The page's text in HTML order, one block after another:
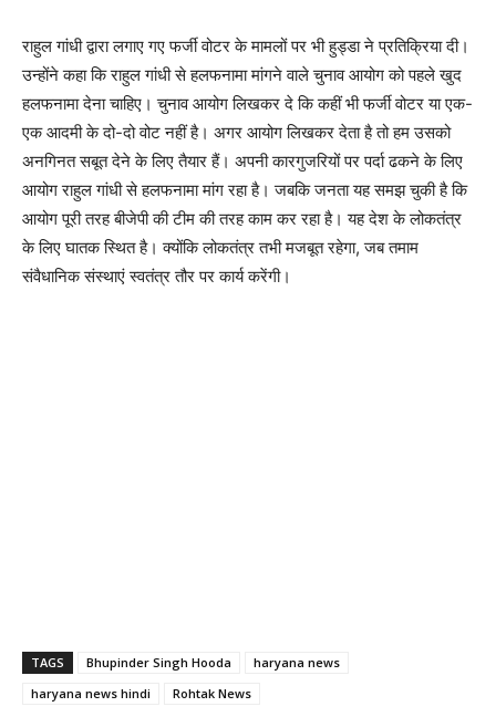
राहुल गांधी द्वारा लगाए गए फर्जी वोटर के मामलों पर भी हुड्डा ने प्रतिक्रिया दी।
उन्होंने कहा कि राहुल गांधी से हलफनामा मांगने वाले चुनाव आयोग को पहले खुद
हलफनामा देना चाहिए। चुनाव आयोग लिखकर दे कि कहीं भी फर्जी वोटर या एक-
एक आदमी के दो-दो वोट नहीं है। अगर आयोग लिखकर देता है तो हम उसको
अनगिनत सबूत देने के लिए तैयार हैं। अपनी कारगुजरियों पर पर्दा ढकने के लिए
आयोग राहुल गांधी से हलफनामा मांग रहा है। जबकि जनता यह समझ चुकी है कि
आयोग पूरी तरह बीजेपी की टीम की तरह काम कर रहा है। यह देश के लोकतंत्र
के लिए घातक स्थित है। क्योंकि लोकतंत्र तभी मजबूत रहेगा, जब तमाम
संवैधानिक संस्थाएं स्वतंत्र तौर पर कार्य करेंगी।
TAGS Bhupinder Singh Hooda
haryana news
haryana news hindi
Rohtak News